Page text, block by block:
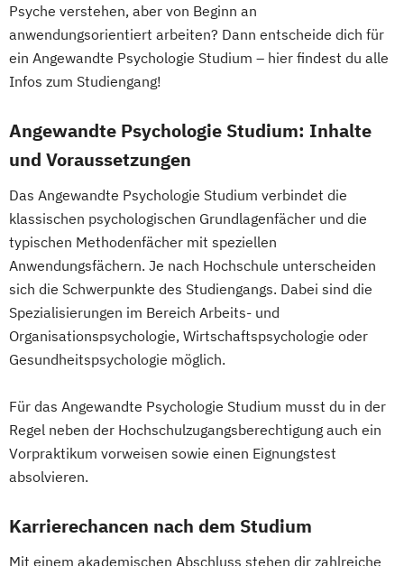
Psyche verstehen, aber von Beginn an
anwendungsorientiert arbeiten? Dann entscheide dich für
ein Angewandte Psychologie Studium – hier findest du alle
Infos zum Studiengang!
Angewandte Psychologie Studium: Inhalte
und Voraussetzungen
Das Angewandte Psychologie Studium verbindet die
klassischen psychologischen Grundlagenfächer und die
typischen Methodenfächer mit speziellen
Anwendungsfächern. Je nach Hochschule unterscheiden
sich die Schwerpunkte des Studiengangs. Dabei sind die
Spezialisierungen im Bereich Arbeits- und
Organisationspsychologie, Wirtschaftspsychologie oder
Gesundheitspsychologie möglich.
Für das Angewandte Psychologie Studium musst du in der
Regel neben der Hochschulzugangsberechtigung auch ein
Vorpraktikum vorweisen sowie einen Eignungstest
absolvieren.
Karrierechancen nach dem Studium
Mit einem akademischen Abschluss stehen dir zahlreiche